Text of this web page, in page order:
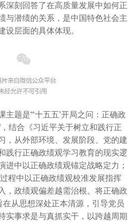
深刻回答了在高质量发展中如何正
与潜绩的关系，是中国特色社会主
设层面的具体体现。
主题是“‘十五五’开局之问：正确政
结合《习近平关于树立和践行正
，从外部环境、发展阶段、党的建
践行正确政绩观学习教育的现实逻
进中以正确政绩观锚定战略定力；
过程中以正确政绩观校准发展指挥
，政绩观偏差越需治根。将正确政
在从思想深处正本清源，引导党员
实事求是与真抓实干，以跨越周期